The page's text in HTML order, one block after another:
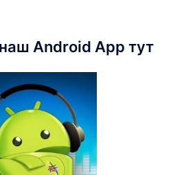
Android App тут